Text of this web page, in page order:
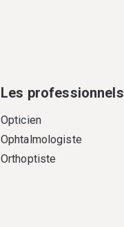
Les professionnels
Opticien
Ophtalmologiste
Orthoptiste